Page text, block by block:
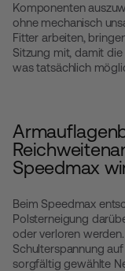
Komponenten
ohne mechanisch
Fitter arbeiten,
Sitzung mit, damit
was tatsächlich
Speedmax
Beim Speedmax
Polsterneigung
oder verloren
Schulterspannung
sorgfältig gewählte